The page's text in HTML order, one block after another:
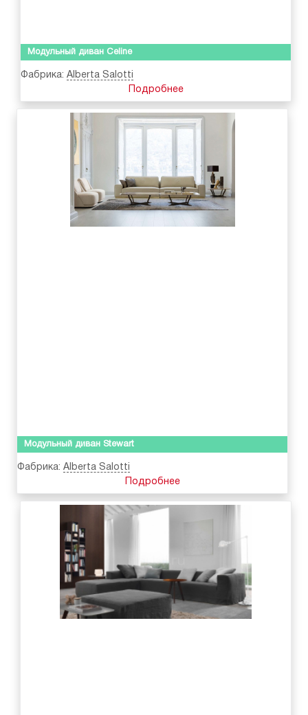
Модульный диван Celine
Фабрика: Alberta Salotti
Подробнее
Модульный диван Stewart
Фабрика: Alberta Salotti
Подробнее